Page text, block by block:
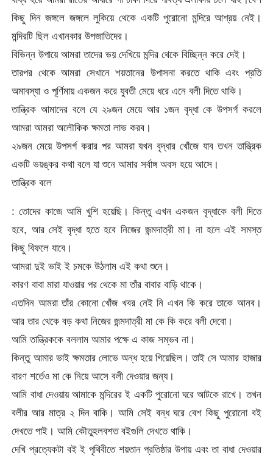
কিছু দিন জঙ্গলে জঙ্গলে লুকিয়ে থেকে একটি পুরোনো মন্দিরে আশ্রয় নেই।
মন্দিরটি ছিল এখানকার উপজাতিদের।
বিভিন্ন উপায়ে আমরা তাদের ভয় দেখিয়ে মন্দির থেকে বিচ্ছিন্ন করে দেই।
তারপর থেকে আমরা সেখানে শয়তানের উপাসনা করতে থাকি এবং প্রতি
অমাবস্যা ও পূর্ণিমায় একজন করে যুবতী মেয়ে ধরে এনে বলী দিতে থাকি।
তান্ত্রিক আমাদের বলে যে ২৯জন মেয়ে আর ১জন বৃদ্ধা কে উপসর্গ করলে
আমরা আমরা অলৌকিক ক্ষমতা লাভ করব।
২৯জন মেয়ে উপসর্গ করার পর আমরা যখন বৃদ্ধার খোঁজে যাব তখন তান্ত্রিক
একটি ভয়ঙ্কর কথা বলে যা শুনে আমার সর্বাঙ্গ অবস হয়ে আসে।
তান্ত্রিক বলে
: তোদের কাজে আমি খুশি হয়েছি। কিন্তু এখন একজন বৃদ্ধাকে বলী দিতে
হবে, আর সেই বৃদ্ধা হতে হবে নিজের জন্মদাত্রী মা। না হলে এই সমস্ত
কিছু বিফলে যাবে।
আমরা দুই ভাই ই চমকে উঠলাম এই কথা শুনে।
কারণ বাবা মারা যাওয়ার পর থেকে মা তাঁর বাবার বাড়ি থাকে।
এতদিন আমরা তাঁর কোনো খোঁজ খবর নেই নি এখন কি করে তাকে আনব।
আর তার থেকে বড় কথা নিজের জন্মদাত্রী মা কে কি করে বলী দেবো।
আমি তান্ত্রিককে বললাম আমার পক্ষে এ কাজ সম্ভব না।
কিন্তু আমার ভাই ক্ষমতার লোভে অন্ধ হয়ে গিয়েছিল। তাই সে আমার হাজার
বারণ শর্তেও মা কে নিয়ে আসে বলী দেওয়ার জন্য।
আমি বাধা দেওয়ায় আমাকে মন্দিরের ই একটি পুরোনো ঘরে আটকে রাখে। তখন
বলীর আর মাত্র ২ দিন বাকি। আমি সেই বন্ধ ঘরে বেশ কিছু পুরোনো বই
দেখতে পাই। আমি কৌতুহলবশত বইগুলি দেখতে থাকি।
দেখি প্রত্যেকটা বই ই পৃথিবীতে শয়তান প্রতিষ্ঠার উপায় এবং তা বাধা দেওয়ার